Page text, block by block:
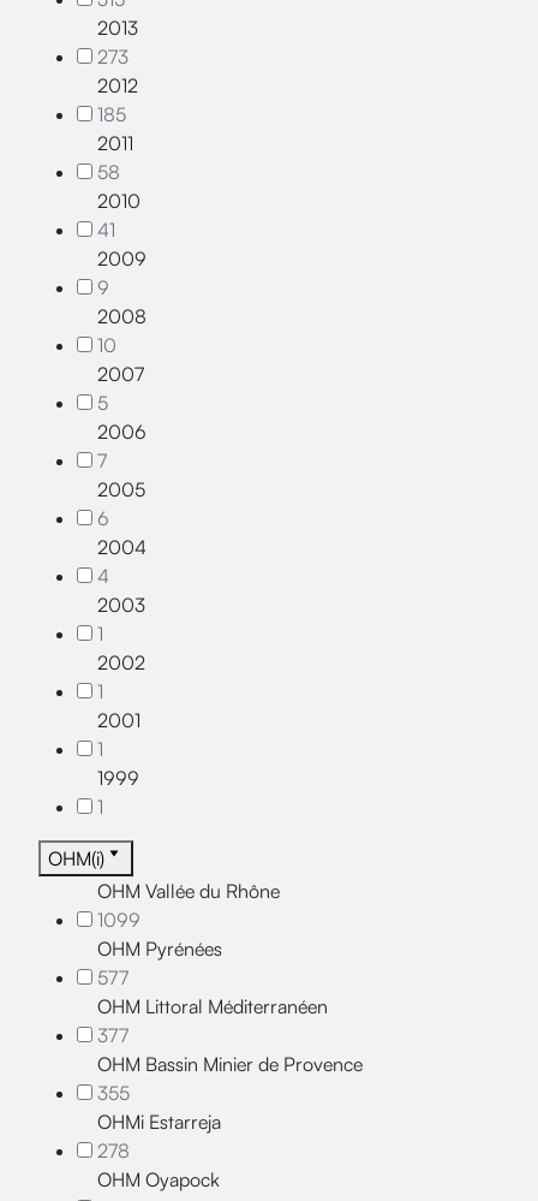
2013
273
2012
185
2011
58
2010
41
2009
9
2008
10
2007
5
2006
7
2005
6
2004
4
2003
1
2002
1
2001
1
1999
1
OHM(i)
OHM Vallée du Rhône
1099
OHM Pyrénées
577
OHM Littoral Méditerranéen
377
OHM Bassin Minier de Provence
355
OHMi Estarreja
278
OHM Oyapock